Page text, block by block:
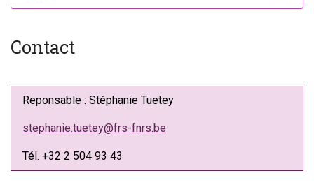
Contact
Reponsable : Stéphanie Tuetey
stephanie.tuetey@frs-fnrs.be
Tél. +32 2 504 93 43